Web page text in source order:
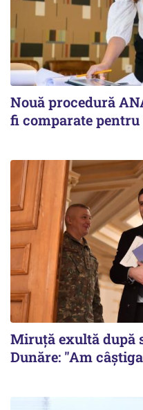
Nouă procedură
fi comparate
Miruță exultă după
Dunăre: "Am